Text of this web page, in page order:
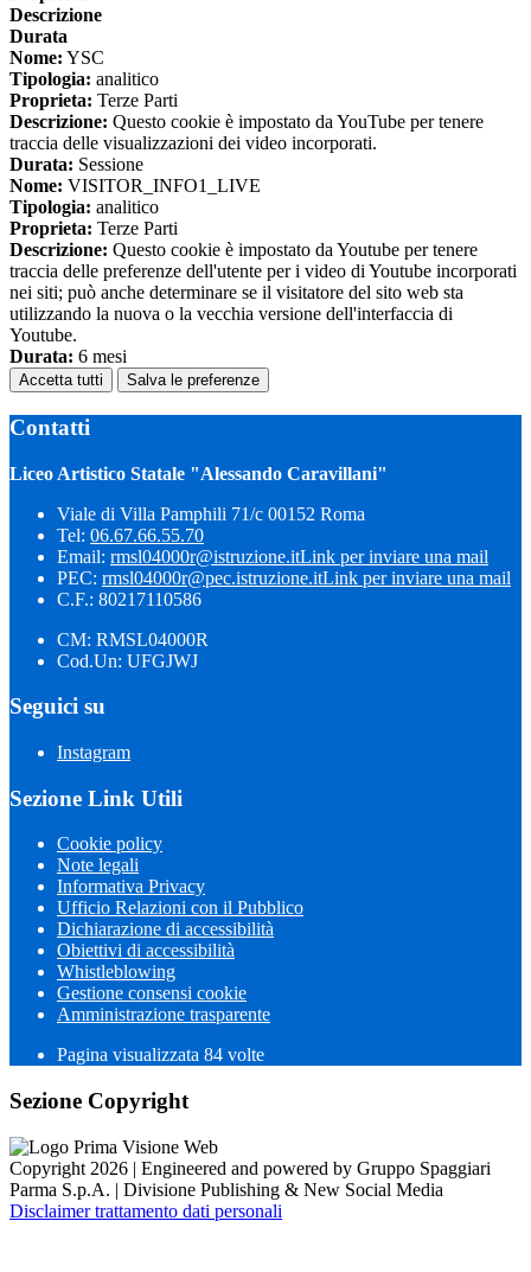
Descrizione
Durata
Nome: YSC
Tipologia: analitico
Proprieta: Terze Parti
Descrizione: Questo cookie è impostato da YouTube per tenere
traccia delle visualizzazioni dei video incorporati.
Durata: Sessione
Nome: VISITOR_INFO1_LIVE
Tipologia: analitico
Proprieta: Terze Parti
Descrizione: Questo cookie è impostato da Youtube per tenere
traccia delle preferenze dell'utente per i video di Youtube incorporati
nei siti; può anche determinare se il visitatore del sito web sta
utilizzando la nuova o la vecchia versione dell'interfaccia di
Youtube.
Durata: 6 mesi
Accetta tutti Salva le preferenze
Contatti
Liceo Artistico Statale "Alessando Caravillani"
Viale di Villa Pamphili 71/c 00152 Roma
Tel: 06.67.66.55.70
Email: rmsl04000r@istruzione.itLink per inviare una mail
PEC: rmsl04000r@pec.istruzione.itLink per inviare una mail
C.F.: 80217110586
CM: RMSL04000R
Cod.Un: UFGJWJ
Seguici su
Instagram
Sezione Link Utili
Cookie policy
Note legali
Informativa Privacy
Ufficio Relazioni con il Pubblico
Dichiarazione di accessibilità
Obiettivi di accessibilità
Whistleblowing
Gestione consensi cookie
Amministrazione trasparente
Pagina visualizzata 84 volte
Sezione Copyright
Copyright 2026 | Engineered and powered by Gruppo Spaggiari
Parma S.p.A. | Divisione Publishing & New Social Media
Disclaimer trattamento dati personali